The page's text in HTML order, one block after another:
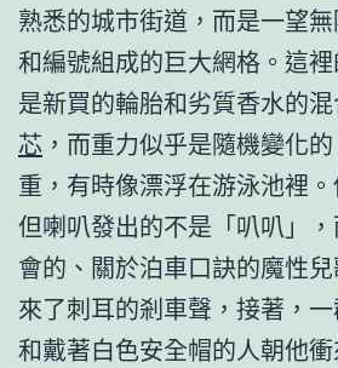
熟悉的城市街道，而是一望
和編號組成的巨大網格。這
是新買的輪胎和劣質香水的
芯 ，而重力似乎是隨機變化
重，有時像漂浮在游泳池裡。
但喇叭發出的不是「叭叭」
會的、關於泊車口訣的魔性
來了刺耳的剎車聲，接著，
和戴著白色安全帽的人朝他